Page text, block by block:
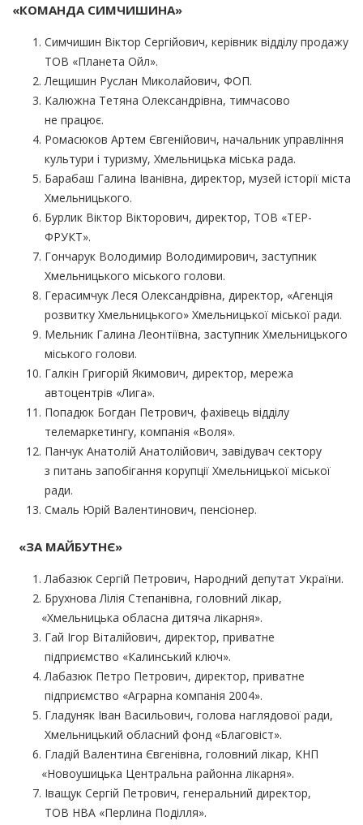
«КОМАНДА СИМЧИШИНА»
Симчишин Віктор Сергійович, керівник відділу продажу
ТОВ «Планета Ойл».
Лещишин Руслан Миколайович, ФОП.
Калюжна Тетяна Олександрівна, тимчасово
не працює.
Ромасюков Артем Євгенійович, начальник управління
культури і туризму, Хмельницька міська рада.
Барабаш Галина Іванівна, директор, музей історії міста
Хмельницького.
Бурлик Віктор Вікторович, директор, ТОВ «ТЕР-
ФРУКТ».
Гончарук Володимир Володимирович, заступник
Хмельницького міського голови.
Герасимчук Леся Олександрівна, директор, «Агенція
розвитку Хмельницького» Хмельницької міської ради.
Мельник Галина Леонтіївна, заступник Хмельницького
міського голови.
Галкін Григорій Якимович, директор, мережа
автоцентрів «Лига».
Попадюк Богдан Петрович, фахівець відділу
телемаркетингу, компанія «Воля».
Панчук Анатолій Анатолійович, завідувач сектору
з питань запобігання корупції Хмельницької міської
ради.
Смаль Юрій Валентинович, пенсіонер.
«ЗА МАЙБУТНЄ»
Лабазюк Сергій Петрович, Народний депутат України.
Брухнова Лілія Степанівна, головний лікар,
«Хмельницька обласна дитяча лікарня».
Гай Ігор Віталійович, директор, приватне
підприємство «Калинський ключ».
Лабазюк Петро Петрович, директор, приватне
підприємство «Аграрна компанія 2004».
Гладуняк Іван Васильович, голова наглядової ради,
Хмельницький обласний фонд «Благовіст».
Гладій Валентина Євгенівна, головний лікар, КНП
«Новоушицька Центральна районна лікарня».
Іващук Сергій Петрович, генеральний директор,
ТОВ НВА «Перлина Поділля».